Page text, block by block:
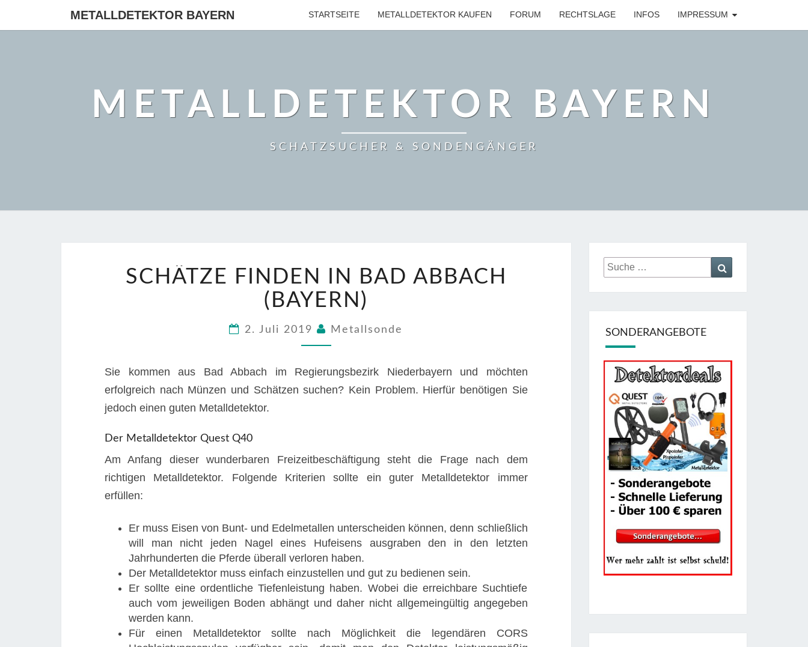
METALLDETEKTOR BAYERN STARTSEITE METALLDETEKTOR KAUFEN FORUM RECHTSLAGE INFOS IMPRESSUM
METALLDETEKTOR BAYERN
SCHATZSUCHER & SONDENGÄNGER
FINDEN
IN
BAD
(BAYERN)
SCHÄTZE FINDEN IN BAD ABBACH
(BAYERN)
2. Juli 2019 Metallsonde
Sie kommen aus Bad Abbach im Regierungsbezirk Niederbayern und möchten
erfolgreich nach Münzen und Schätzen suchen? Kein Problem. Hierfür benötigen Sie
jedoch einen guten Metalldetektor.
Der Metalldetektor Quest Q40
Am Anfang dieser wunderbaren Freizeitbeschäftigung steht die Frage nach dem
richtigen Metalldetektor. Folgende Kriterien sollte ein guter Metalldetektor immer
erfüllen:
Er muss Eisen von Bunt- und Edelmetallen unterscheiden können, denn schließlich
will man nicht jeden Nagel eines Hufeisens ausgraben den in den letzten
Jahrhunderten die Pferde überall verloren haben.
Der Metalldetektor muss einfach einzustellen und gut zu bedienen sein.
Er sollte eine ordentliche Tiefenleistung haben. Wobei die erreichbare Suchtiefe
auch vom jeweiligen Boden abhängt und daher nicht allgemeingültig angegeben
werden kann.
Für einen Metalldetektor sollte nach Möglichkeit die legendären CORS
Suche
nach:
SONDERANGEBOTE